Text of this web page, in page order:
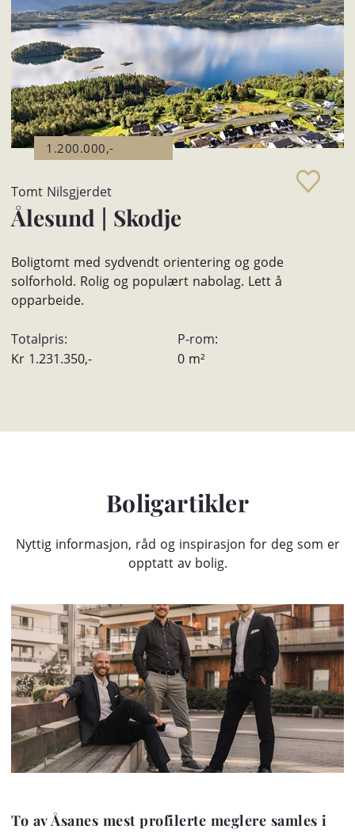
1.200.000,-
Tomt Nilsgjerdet
Ålesund | Skodje
Boligtomt med sydvendt orientering og gode
solforhold. Rolig og populært nabolag. Lett å
opparbeide.
Totalpris:
Kr 1.231.350,-
P-rom:
0 m²
Boligartikler
Nyttig informasjon, råd og inspirasjon for deg som er
opptatt av bolig.
To av Åsanes mest profilerte meglere samles i